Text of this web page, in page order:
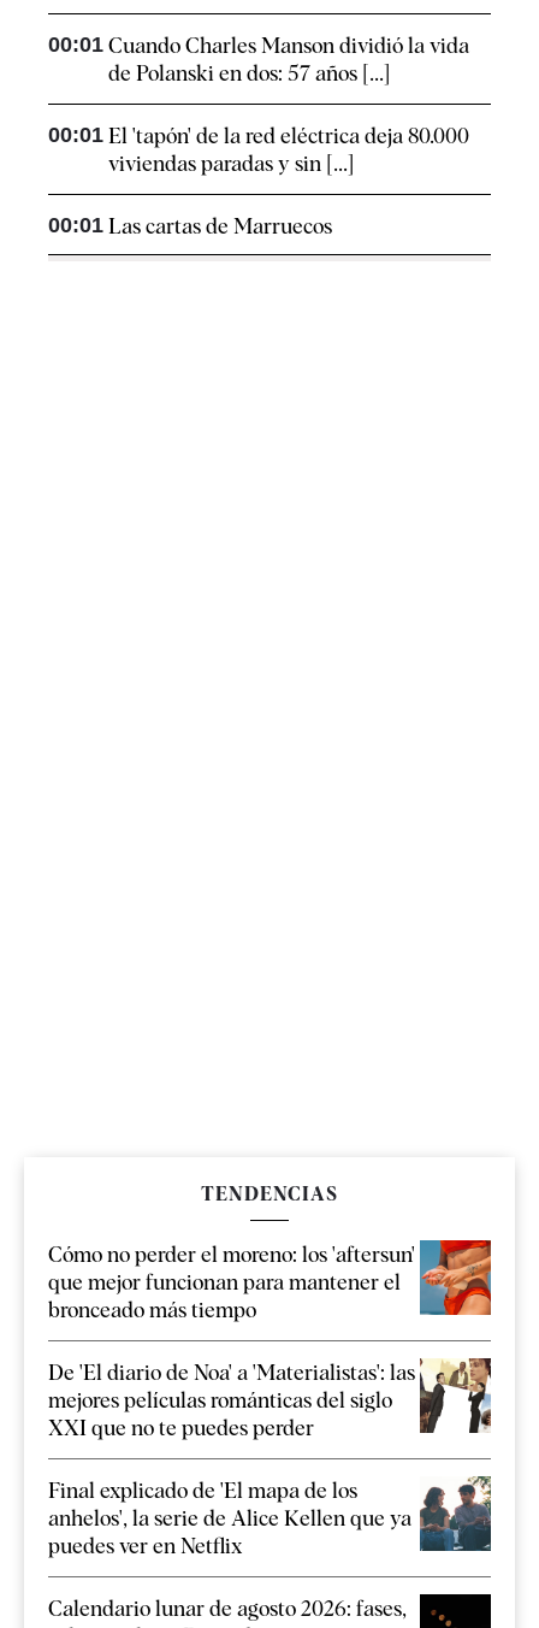
00:01 Cuando Charles Manson dividió la vida
de Polanski en dos: 57 años [...]
00:01 El 'tapón' de la red eléctrica deja 80.000
viviendas paradas y sin [...]
00:01 Las cartas de Marruecos
TENDENCIAS
Cómo no perder el moreno: los 'aftersun'
que mejor funcionan para mantener el
bronceado más tiempo
De 'El diario de Noa' a 'Materialistas': las
mejores películas románticas del siglo
XXI que no te puedes perder
Final explicado de 'El mapa de los
anhelos', la serie de Alice Kellen que ya
puedes ver en Netflix
Calendario lunar de agosto 2026: fases,